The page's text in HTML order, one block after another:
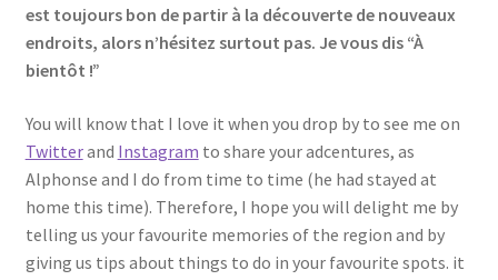
est toujours bon de partir à la découverte de nouveaux
endroits, alors n’hésitez surtout pas. Je vous dis “À
bientôt !”
You will know that I love it when you drop by to see me on
Twitterand Instagram to share your adcentures, as
Alphonse and I do from time to time (he had stayed at
home this time). Therefore, I hope you will delight me by
telling us your favourite memories of the region and by
giving us tips about things to do in your favourite spots. it